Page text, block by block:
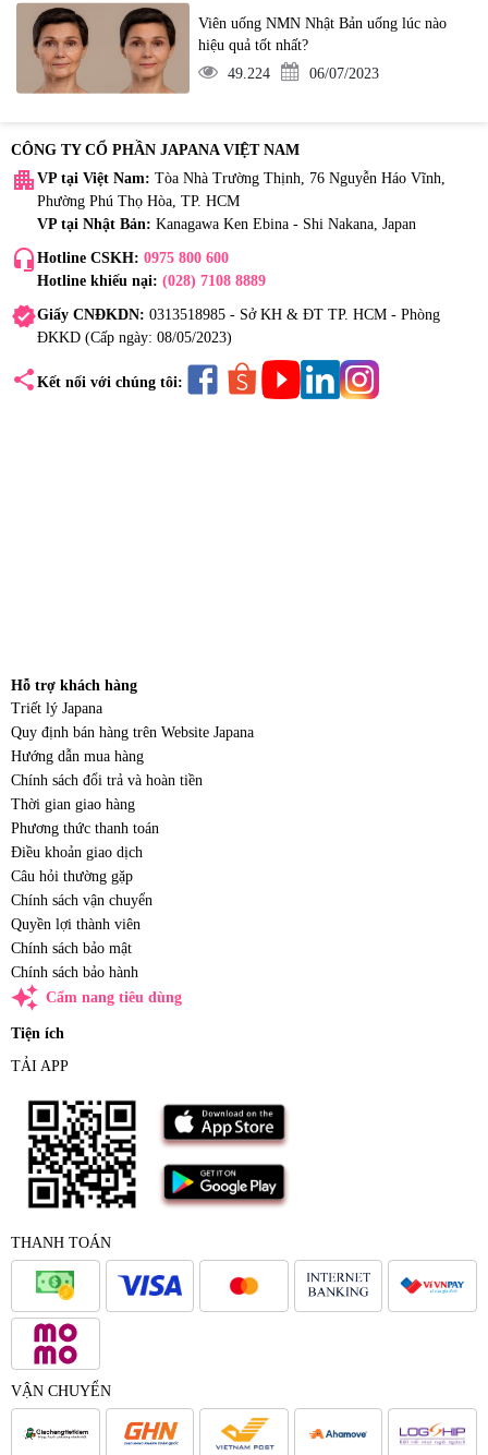
Viên uống NMN Nhật Bản uống lúc nào
hiệu quả tốt nhất?
49.224
06/07/2023
CÔNG TY CỔ PHẦN JAPANA VIỆT NAM
apartment VP tại Việt Nam: Tòa Nhà Trường Thịnh, 76 Nguyễn Háo Vĩnh,
Phường Phú Thọ Hòa, TP. HCM
VP tại Nhật Bản: Kanagawa Ken Ebina - Shi Nakana, Japan
headset_mic Hotline CSKH: 0975 800 600
Hotline khiếu nại: (028) 7108 8889
verifiedGiấy CNĐKDN: 0313518985 - Sở KH & ĐT TP. HCM - Phòng
ĐKKD (Cấp ngày: 08/05/2023)
share Kết nối với chúng tôi:
Hỗ trợ khách hàng
Triết lý Japana
Quy định bán hàng trên Website Japana
Hướng dẫn mua hàng
Chính sách đổi trả và hoàn tiền
Thời gian giao hàng
Phương thức thanh toán
Điều khoản giao dịch
Câu hỏi thường gặp
Chính sách vận chuyển
Quyền lợi thành viên
Chính sách bảo mật
Chính sách bảo hành
auto_awesome Cẩm nang tiêu dùng
Tiện ích
TẢI APP
THANH TOÁN
VẬN CHUYỂN